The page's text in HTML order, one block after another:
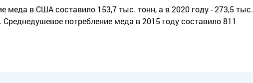
в США составило 153,7 тыс. тонн, а в 2020 году - 273,5 тыс.
потребление меда в 2015 году составило 811